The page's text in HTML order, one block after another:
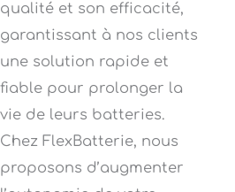
qualité et son efficacité,
garantissant à nos clients
une solution rapide et
fiable pour prolonger la
vie de leurs batteries.
Chez FlexBatterie, nous
proposons d’augmenter